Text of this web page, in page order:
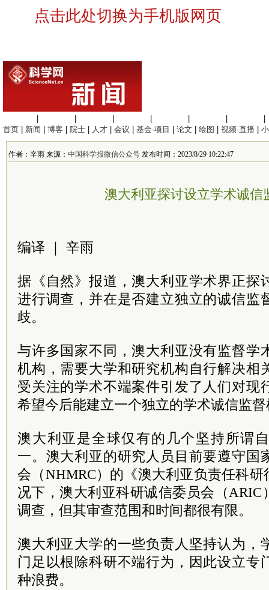
点击此处切换为手机版网页
首页
新闻 博客 院士 人才 会议 基金·项目 论文 绘图 视频·直播
作者：辛雨 来源： 中国科学报微信公众号 发布时间：2023/8/29 10:22:47
澳大利亚探讨设立学术诚信
编译 ｜ 辛雨
据《自然》报道，澳大利亚学术界正探
进行调查，并在是否建立独立的诚信监
歧。
与许多国家不同，澳大利亚没有监督学
机构，需要大学和研究机构自行解决相
受关注的学术不端案件引发了人们对现
希望今后能建立一个独立的学术诚信监
澳大利亚是全球仅有的几个坚持所谓
一。澳大利亚的研究人员目前要遵守国
会（NHMRC）的《澳大利亚负责任科
况下，澳大利亚科研诚信委员会（ARIC
调查，但其审查范围和时间都很有限。
澳大利亚大学的一些负责人坚持认为，
门足以根除科研不端行为，因此设立专
种浪费。